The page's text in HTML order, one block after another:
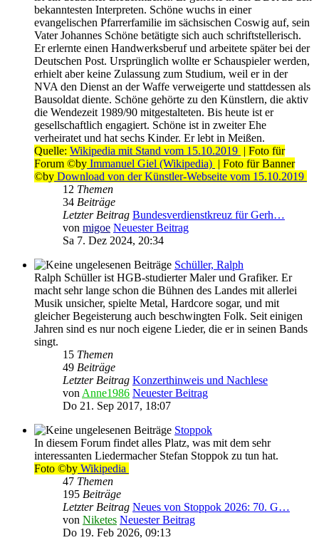
bekanntesten Interpreten. Schöne wuchs in einer
evangelischen Pfarrerfamilie im sächsischen Coswig auf, sein
Vater Johannes Schöne betätigte sich auch schriftstellerisch.
Er erlernte einen Handwerksberuf und arbeitete später bei der
Deutschen Post. Ursprünglich wollte er Schauspieler werden,
erhielt aber keine Zulassung zum Studium, weil er in der
NVA den Dienst an der Waffe verweigerte und stattdessen als
Bausoldat diente. Schöne gehörte zu den Künstlern, die aktiv
die Wendezeit 1989/90 mitgestalteten. Bis heute ist er
gesellschaftlich engagiert. Schöne ist in zweiter Ehe
verheiratet und hat sechs Kinder. Er lebt in Meißen.
Quelle: Wikipedia mit Stand vom 15.10.2019 | Foto für
Forum ©by Immanuel Giel (Wikipedia) | Foto für Banner
©by Download von der Künstler-Webseite vom 15.10.2019
12 Themen
34 Beiträge
Letzter Beitrag Bundesverdienstkreuz für Gerh…
von migoe Neuester Beitrag
Sa 7. Dez 2024, 20:34
Schüller, Ralph
Ralph Schüller ist HGB-studierter Maler und Grafiker. Er
macht sehr lange schon die Bühnen des Landes mit allerlei
Musik unsicher, spielte Metal, Hardcore sogar, und mit
gleicher Begeisterung auch beschwingten Folk. Seit einigen
Jahren sind es nur noch eigene Lieder, die er in seinen Bands
singt.
15 Themen
49 Beiträge
Letzter Beitrag Konzerthinweis und Nachlese
von Anne1986 Neuester Beitrag
Do 21. Sep 2017, 18:07
Stoppok
In diesem Forum findet alles Platz, was mit dem sehr
interessanten Liedermacher Stefan Stoppok zu tun hat.
Foto ©by Wikipedia
47 Themen
195 Beiträge
Letzter Beitrag Neues von Stoppok 2026: 70. G…
von Niketes Neuester Beitrag
Do 19. Feb 2026, 09:13